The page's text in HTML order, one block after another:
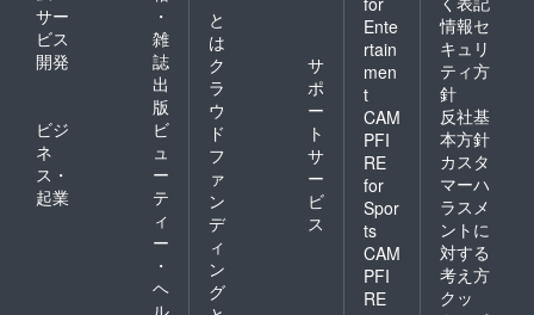
サー
ビス
開発
・
雑
誌
出
版
ビジ
ネ
ス・
起業
ビ
ュ
ー
テ
ィ
ー
・
ヘ
ル
と
は
ク
ラ
ウ
ド
フ
ァ
ン
デ
ィ
ン
グ
サ
ポ
ー
ト
サ
ー
ビ
ス
Ente
rtain
men
t
CAM
PFI
RE
for
Spor
ts
CAM
PFI
RE
情報セ
キュリ
ティ方
針
反社基
本方針
カスタ
マーハ
ラスメ
ントに
対する
考え方
クッ